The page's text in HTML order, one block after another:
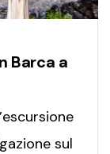
Barca a
sul